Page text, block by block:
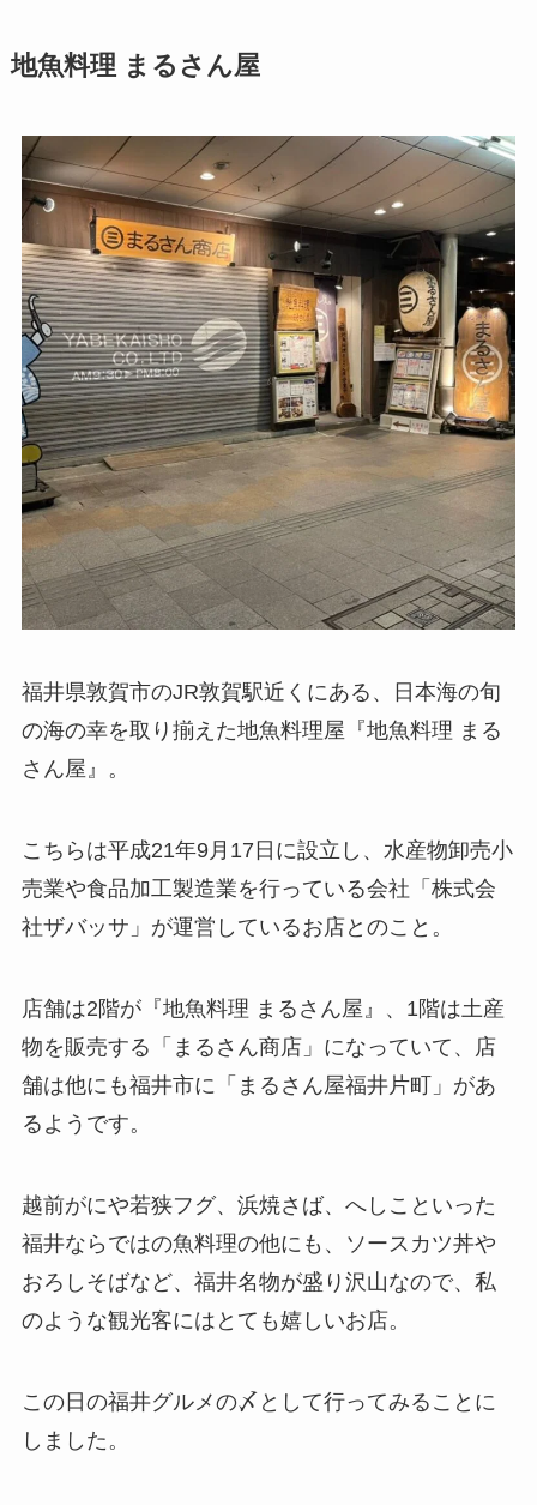
地魚料理 まるさん屋
福井県敦賀市のJR敦賀駅近くにある、日本海の旬
の海の幸を取り揃えた地魚料理屋『地魚料理 まる
さん屋』。
こちらは平成21年9月17日に設立し、水産物卸売小
売業や食品加工製造業を行っている会社「株式会
社ザバッサ」が運営しているお店とのこと。
店舗は2階が『地魚料理 まるさん屋』、1階は土産
物を販売する「まるさん商店」になっていて、店
舗は他にも福井市に「まるさん屋福井片町」があ
るようです。
越前がにや若狭フグ、浜焼さば、へしこといった
福井ならではの魚料理の他にも、ソースカツ丼や
おろしそばなど、福井名物が盛り沢山なので、私
のような観光客にはとても嬉しいお店。
この日の福井グルメの〆として行ってみることに
しました。